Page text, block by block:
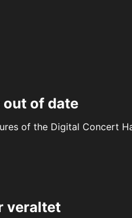
of date
of the Digital Concert
veraltet